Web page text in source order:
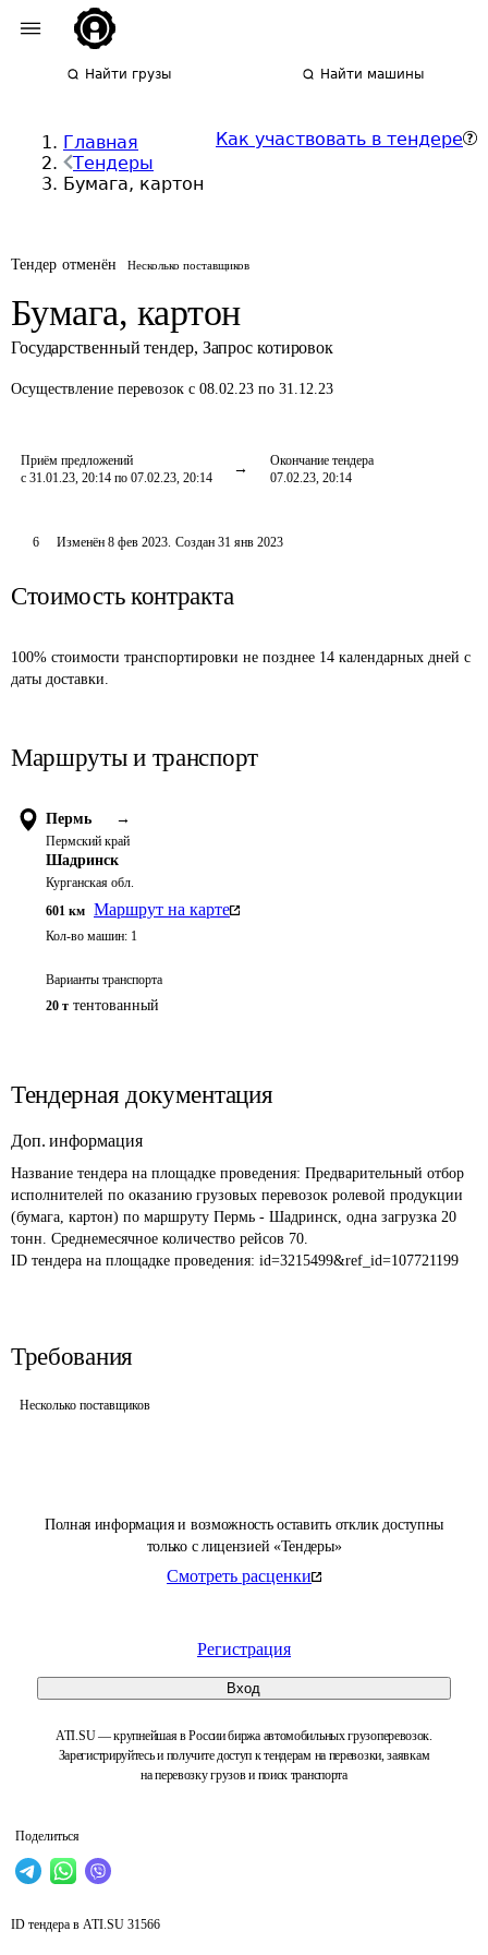
Найти грузы Найти машины
Главная
Тендеры
Бумага, картон
Как участвовать в тендере
Тендер отменён Несколько поставщиков
Бумага, картон
Государственный тендер, Запрос котировок
Осуществление перевозок с 08.02.23 по 31.12.23
Приём предложений
с 31.01.23, 20:14 по 07.02.23, 20:14
Окончание тендера
07.02.23, 20:14
Полная информация и возможность оставить отклик доступны
только с лицензией «Тендеры»
Смотреть расценки
Регистрация
Вход
ATI.SU — крупнейшая в России биржа автомобильных грузоперевозок.
Зарегистрируйтесь и получите доступ к тендерам на перевозки, заявкам
на перевозку грузов и поиск транспорта
Поделиться
6 Изменён 8 фев 2023. Создан 31 янв 2023
Стоимость контракта
100% стоимости транспортировки не позднее 14 календарных дней с
даты доставки.
Маршруты и транспорт
Пермь →
Пермский край
Шадринск
Курганская обл.
601 км Маршрут на карте
Кол-во машин: 1
Варианты транспорта
20 т тентованный
Тендерная документация
Доп. информация
Название тендера на площадке проведения: Предварительный отбор
исполнителей по оказанию грузовых перевозок ролевой продукции
(бумага, картон) по маршруту Пермь - Шадринск, одна загрузка 20
тонн. Среднемесячное количество рейсов 70.
ID тендера на площадке проведения: id=3215499&ref_id=107721199
Требования
Несколько поставщиков
ID тендера в ATI.SU 31566